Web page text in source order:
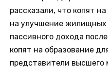
рассказали, что копят
на улучшение жилищных
пассивного дохода
копят на образование
представители